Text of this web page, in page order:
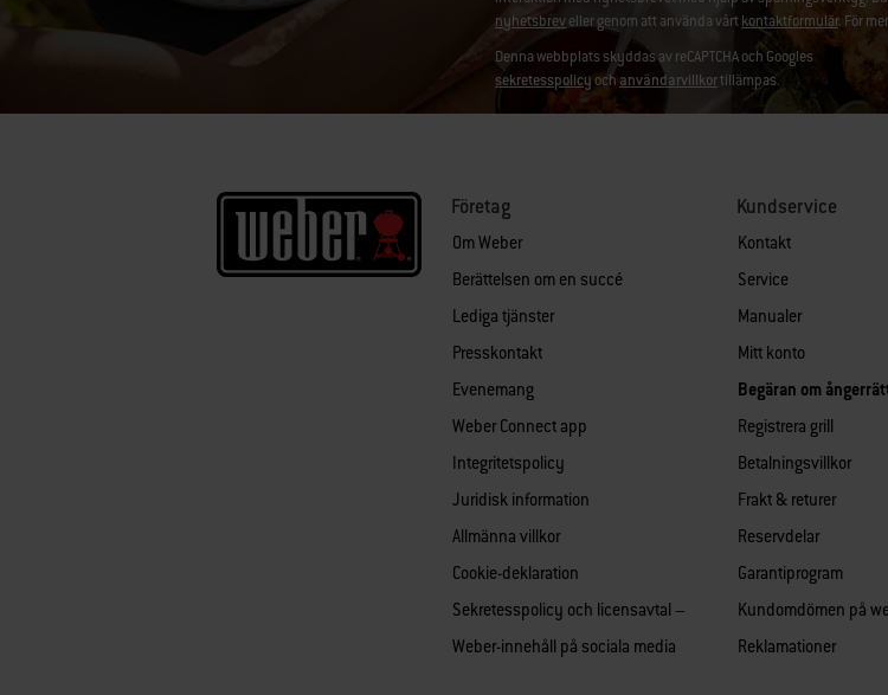
nyhetsbreveller genom att använda vårtkontaktformulär. För
Denna webbplats skyddas av reCAPTCHA och Googles
sekretesspolicyoch användarvillkortillämpas.
Företag
Om Weber
Berättelsen om en succé
Lediga tjänster
Presskontakt
Evenemang
Weber Connect app
Integritetspolicy
Juridisk information
Allmänna villkor
Cookie-deklaration
Sekretesspolicy och licensavtal –
Weber-innehåll på sociala media
Kundservice
Kontakt
Service
Manualer
Mitt konto
Begäran om
Registrera grill
Betalningsvillkor
Frakt & returer
Reservdelar
Garantiprogram
Kundomdömen på
Reklamationer